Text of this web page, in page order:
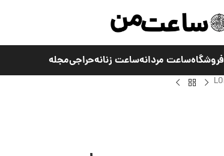
فروشگاهساعت مردانهساعت زنانهحراجیمجله